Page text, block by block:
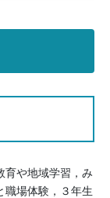
育や地域学習，み
職場体験，３年生